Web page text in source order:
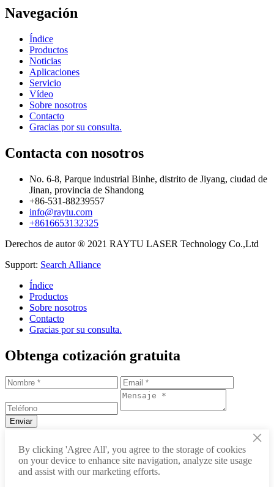
Navegación
Índice
Productos
Noticias
Aplicaciones
Servicio
Vídeo
Sobre nosotros
Contacto
Gracias por su consulta.
Contacta con nosotros
No. 6-8, Parque industrial Binhe, distrito de Jiyang, ciudad de
Jinan, provincia de Shandong
+86-531-88239557
info@raytu.com
+8616653132325
Derechos de autor ® 2021 RAYTU LASER Technology Co.,Ltd
Support: Search Alliance
Índice
Productos
Sobre nosotros
Contacto
Gracias por su consulta.
Obtenga cotización gratuita
info@raytu.com
×
By clicking 'Agree All', you agree to the storage of cookies
on your device to enhance site navigation, analyze site usage
and assist with our marketing efforts.